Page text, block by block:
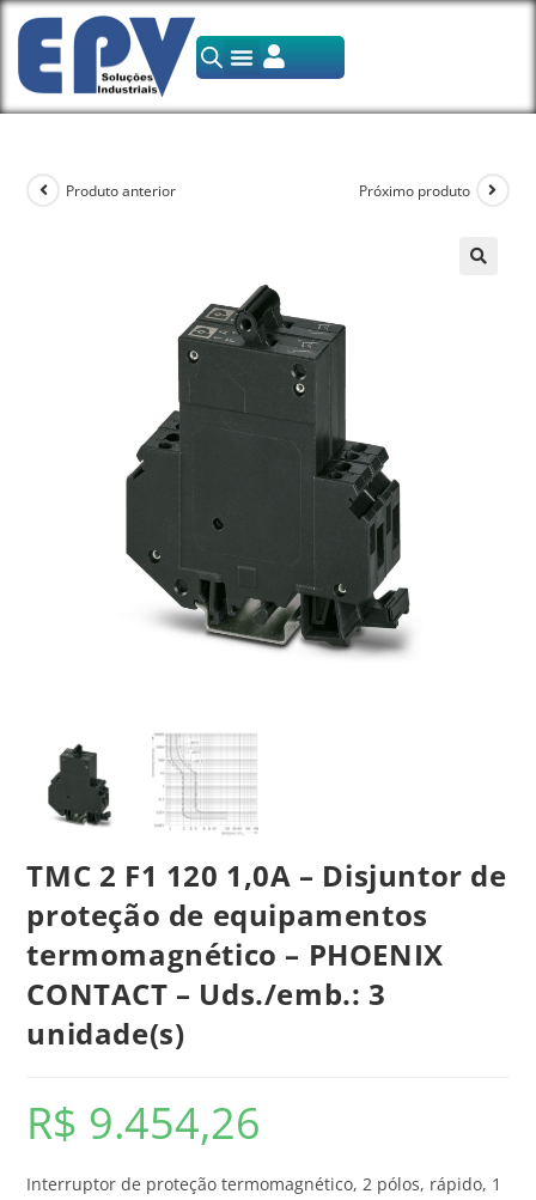
Produto anterior Próximo produto
TMC 2 F1 120 1,0A – Disjuntor de
proteção de equipamentos
termomagnético – PHOENIX
CONTACT – Uds./emb.: 3
unidade(s)
R$ 9.454,26
Interruptor de proteção termomagnético, 2 pólos, rápido, 1